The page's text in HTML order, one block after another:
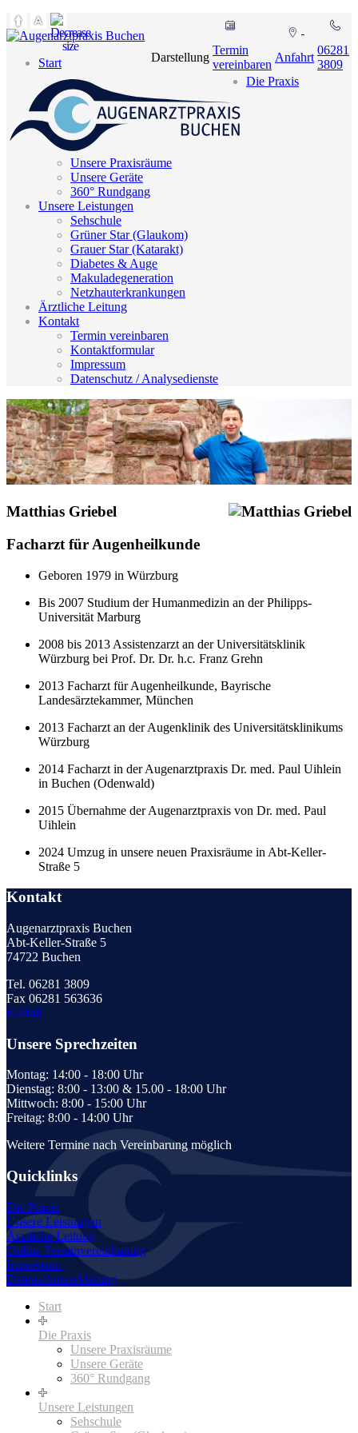
Darstellung
Termin
vereinbaren
Anfahrt
06281
3809
Start
Die Praxis
Unsere Praxisräume
Unsere Geräte
360° Rundgang
Unsere Leistungen
Sehschule
Grüner Star (Glaukom)
Grauer Star (Katarakt)
Diabetes & Auge
Makuladegeneration
Netzhauterkrankungen
Ärztliche Leitung
Kontakt
Termin vereinbaren
Kontaktformular
Impressum
Datenschutz / Analysedienste
Matthias Griebel
Facharzt für Augenheilkunde
Geboren 1979 in Würzburg
Bis 2007 Studium der Humanmedizin an der Philipps-
Universität Marburg
2008 bis 2013 Assistenzarzt an der Universitätsklinik
Würzburg bei Prof. Dr. Dr. h.c. Franz Grehn
2013 Facharzt für Augenheilkunde, Bayrische
Landesärztekammer, München
2013 Facharzt an der Augenklinik des Universitätsklinikums
Würzburg
2014 Facharzt in der Augenarztpraxis Dr. med. Paul Uihlein
in Buchen (Odenwald)
2015 Übernahme der Augenarztpraxis von Dr. med. Paul
Uihlein
2024 Umzug in unsere neuen Praxisräume in Abt-Keller-
Straße 5
Kontakt
Augenarztpraxis Buchen
Abt-Keller-Straße 5
74722 Buchen
Tel. 06281 3809
Fax 06281 563636
E-Mail
Unsere Sprechzeiten
Montag: 14:00 - 18:00 Uhr
Dienstag: 8:00 - 13:00 & 15.00 - 18:00 Uhr
Mittwoch: 8:00 - 15:00 Uhr
Freitag: 8:00 - 14:00 Uhr
Weitere Termine nach Vereinbarung möglich
Quicklinks
Die Praxis
Unsere Leistungen
Ärztliche Leitung
Online Terminvereinbarung
Impressum
Datenschutzerklärung
Start
Die Praxis
Unsere Praxisräume
Unsere Geräte
360° Rundgang
Unsere Leistungen
Sehschule